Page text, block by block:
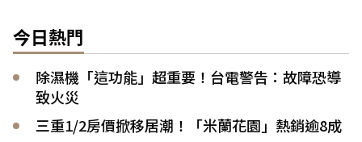
今日熱門
除濕機「這功能」超重要！台電警告：故障恐導
致火災
三重1/2房價掀移居潮！「米蘭花園」熱銷逾8成